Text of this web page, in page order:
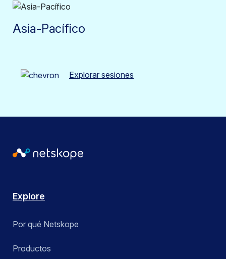
Asia-Pacífico
Explorar sesiones
Explore
Por qué Netskope
Productos